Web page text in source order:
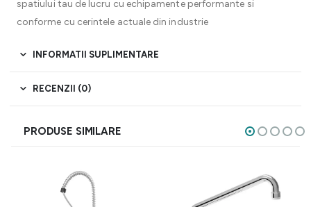
spatiului tau de lucru cu echipamente performante si
conforme cu cerintele actuale din industrie
INFORMATII SUPLIMENTARE
RECENZII (0)
PRODUSE SIMILARE